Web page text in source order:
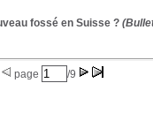
fossé en Suisse ?
page /9